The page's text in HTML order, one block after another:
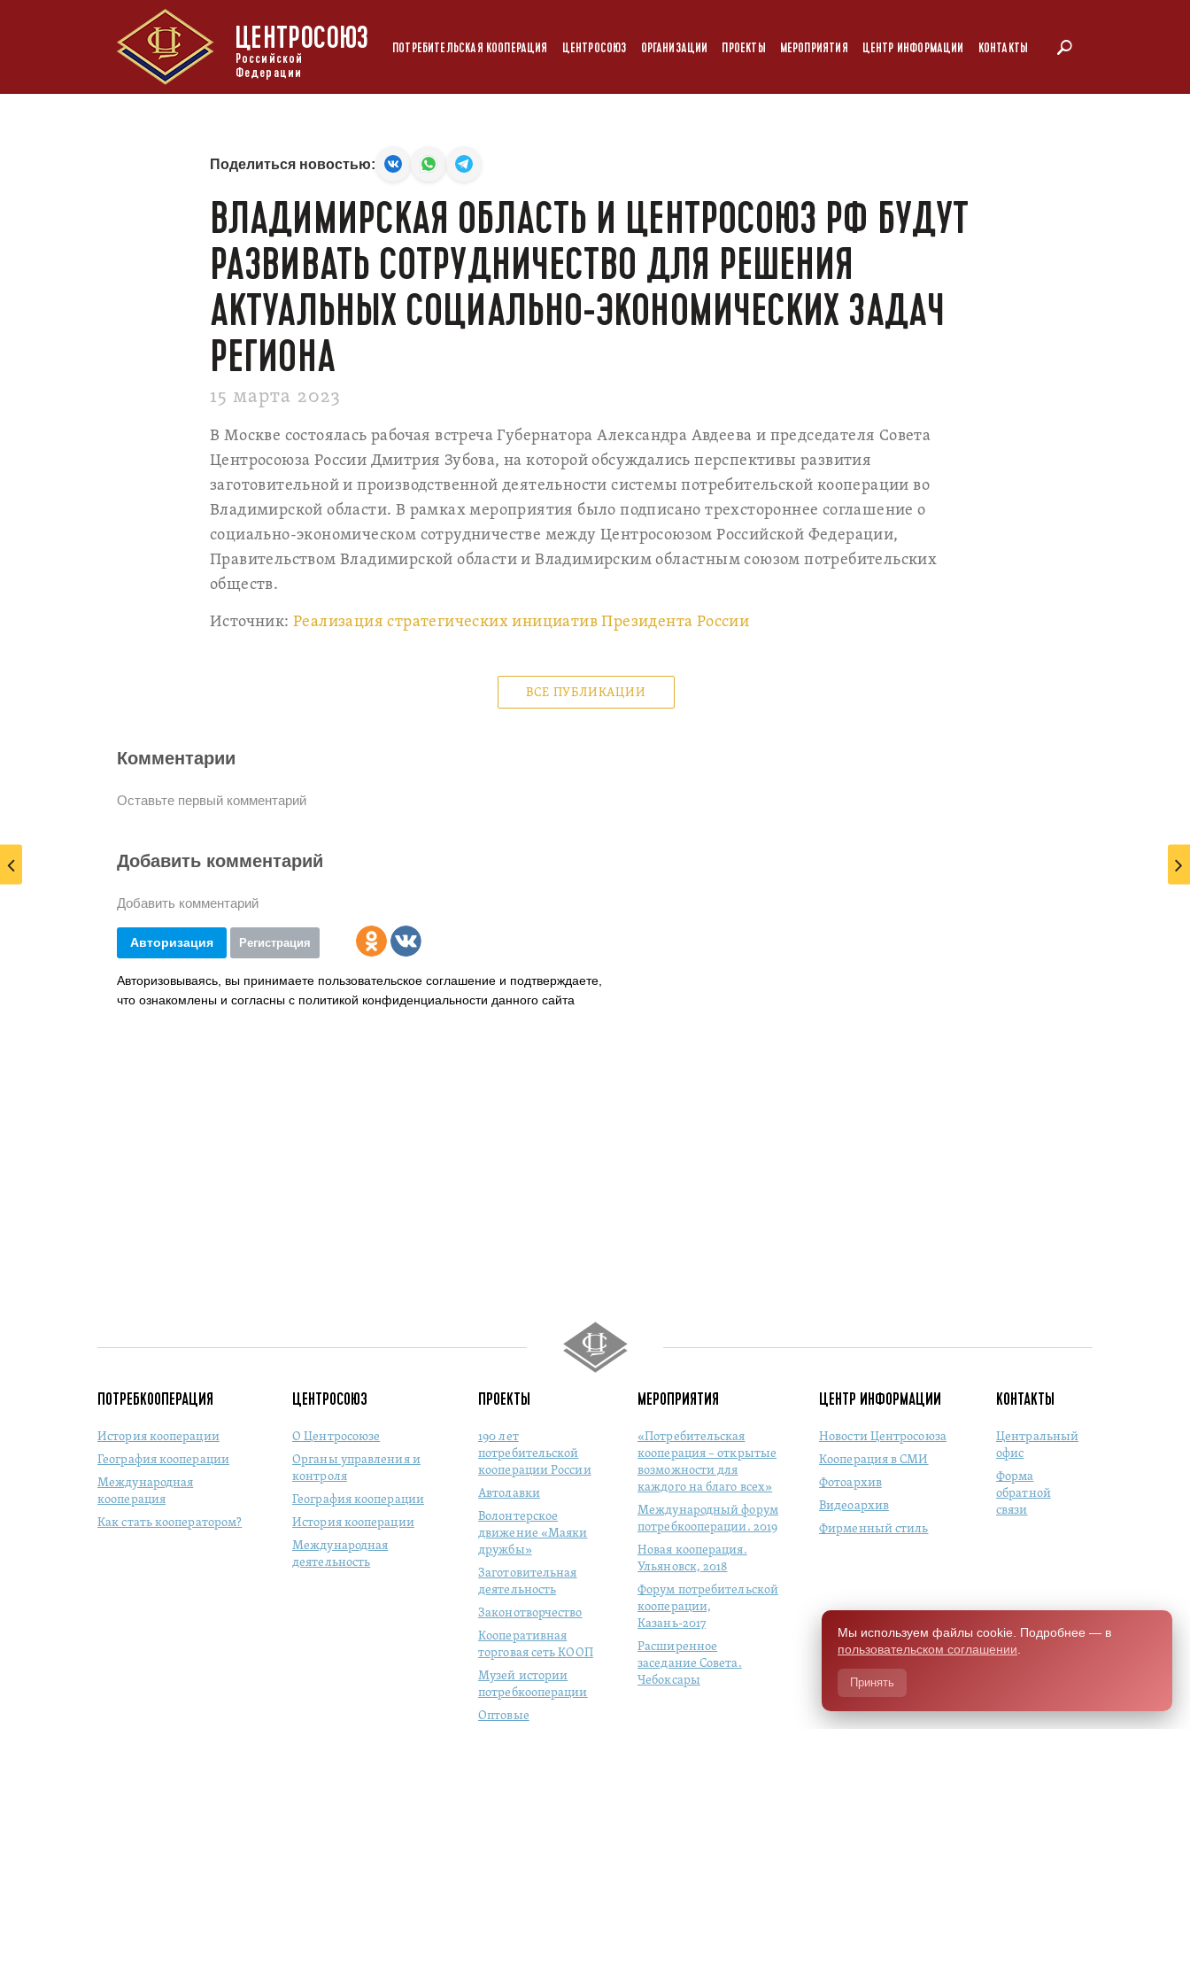
ЦЕНТРОСОЮЗ
Российской
Федерации
ПОТРЕБИТЕЛЬСКАЯ КООПЕРАЦИЯ ЦЕНТРОСОЮЗ ОРГАНИЗАЦИИ ПРОЕКТЫ МЕРОПРИЯТИЯ ЦЕНТР ИНФОРМАЦИИ КОНТАКТЫ
Поделиться новостью:
ВЛАДИМИРСКАЯ ОБЛАСТЬ И ЦЕНТРОСОЮЗ РФ БУДУТ
РАЗВИВАТЬ СОТРУДНИЧЕСТВО ДЛЯ РЕШЕНИЯ
АКТУАЛЬНЫХ СОЦИАЛЬНО-ЭКОНОМИЧЕСКИХ ЗАДАЧ
РЕГИОНА
15 марта 2023
В Москве состоялась рабочая встреча Губернатора Александра Авдеева и председателя Совета
Центросоюза России Дмитрия Зубова, на которой обсуждались перспективы развития
заготовительной и производственной деятельности системы потребительской кооперации во
Владимирской области. В рамках мероприятия было подписано трехстороннее соглашение о
социально-экономическом сотрудничестве между Центросоюзом Российской Федерации,
Правительством Владимирской области и Владимирским областным союзом потребительских
обществ.
Источник:Реализация стратегических инициатив Президента России
ВСЕ ПУБЛИКАЦИИ
Комментарии
Оставьте первый комментарий
Добавить комментарий
Добавить комментарий
Авторизация Регистрация
Авторизовываясь, вы принимаете пользовательское соглашение и подтверждаете,
что ознакомлены и согласны с политикой конфиденциальности данного сайта
ПОТРЕБКООПЕРАЦИЯ
История кооперации
География кооперации
Международная
кооперация
Как стать кооператором?
ЦЕНТРОСОЮЗ
О Центросоюзе
Органы управления и
контроля
География кооперации
История кооперации
Международная
деятельность
ПРОЕКТЫ
190 лет
потребительской
кооперации России
Автолавки
Волонтерское
движение «Маяки
дружбы»
Заготовительная
деятельность
Законотворчество
Кооперативная
торговая сеть КООП
Музей истории
потребкооперации
Оптовые
МЕРОПРИЯТИЯ
«Потребительская
кооперация – открытые
возможности для
каждого на благо всех»
Международный форум
потребкооперации. 2019
Новая кооперация.
Ульяновск, 2018
Форум потребительской
кооперации,
Казань-2017
Расширенное
заседание Совета.
Чебоксары
ЦЕНТР ИНФОРМАЦИИ
Новости Центросоюза
Кооперация в СМИ
Фотоархив
Видеоархив
Фирменный стиль
КОНТАКТЫ
Центральный
офис
Форма
обратной
связи
Мы используем файлы cookie. Подробнее — в
пользовательском соглашении
Принять